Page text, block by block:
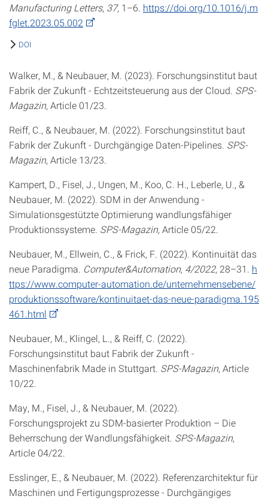
Manufacturing Letters, 37, 1–6. https://doi.org/10.1016/j.m
fglet.2023.05.002
DOI
Walker, M., & Neubauer, M. (2023). Forschungsinstitut baut
Fabrik der Zukunft - Echtzeitsteuerung aus der Cloud. SPS-
Magazin, Article 01/23.
Reiff, C., & Neubauer, M. (2022). Forschungsinstitut baut
Fabrik der Zukunft - Durchgängige Daten-Pipelines. SPS-
Magazin, Article 13/23.
Kampert, D., Fisel, J., Ungen, M., Koo, C. H., Leberle, U., &
Neubauer, M. (2022). SDM in der Anwendung -
Simulationsgestützte Optimierung wandlungsfähiger
Produktionssysteme. SPS-Magazin, Article 05/22.
Neubauer, M., Ellwein, C., & Frick, F. (2022). Kontinuität das
neue Paradigma. Computer&Automation, 4/2022, 28–31. h
ttps://www.computer-automation.de/unternehmensebene/
produktionssoftware/kontinuitaet-das-neue-paradigma.195
461.html
Neubauer, M., Klingel, L., & Reiff, C. (2022).
Forschungsinstitut baut Fabrik der Zukunft -
Maschinenfabrik Made in Stuttgart. SPS-Magazin, Article
10/22.
May, M., Fisel, J., & Neubauer, M. (2022).
Forschungsprojekt zu SDM-basierter Produktion – Die
Beherrschung der Wandlungsfähigkeit. SPS-Magazin,
Article 04/22.
Esslinger, E., & Neubauer, M. (2022). Referenzarchitektur für
Maschinen und Fertigungsprozesse - Durchgängiges